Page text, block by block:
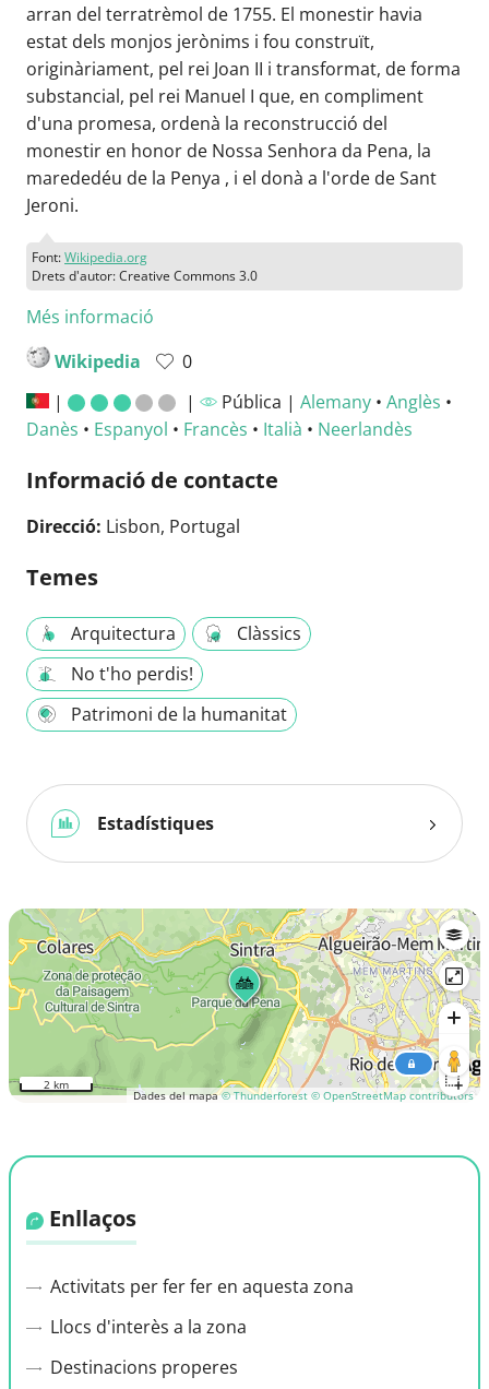
arran del terratrèmol de 1755. El monestir havia
estat dels monjos jerònims i fou construït,
originàriament, pel rei Joan II i transformat, de forma
substancial, pel rei Manuel I que, en compliment
d'una promesa, ordenà la reconstrucció del
monestir en honor de Nossa Senhora da Pena, la
marededéu de la Penya , i el donà a l'orde de Sant
Jeroni.
Font:Wikipedia.org
Drets d'autor: Creative Commons 3.0
Més informació
Wikipedia
0
|
| Pública | Alemany• Anglès •
Danès • Espanyol • Francès • Italià • Neerlandès
Informació de contacte
Direcció: Lisbon, Portugal
Temes
Arquitectura
Clàssics
No t'ho perdis!
Patrimoni de la humanitat
Estadístiques
Dades del mapa© Thunderforest © OpenStreetMap contributors
2 km
Enllaços
Activitats per fer fer en aquesta zona
Llocs d'interès a la zona
Destinacions properes